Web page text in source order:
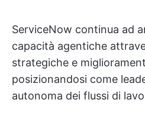
ServiceNow continua ad
capacità agentiche
strategiche e
posizionandosi come
autonoma dei flussi di